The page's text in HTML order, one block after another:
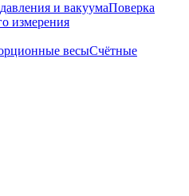
и вакуумаПоверка
измерения
весыСчётные